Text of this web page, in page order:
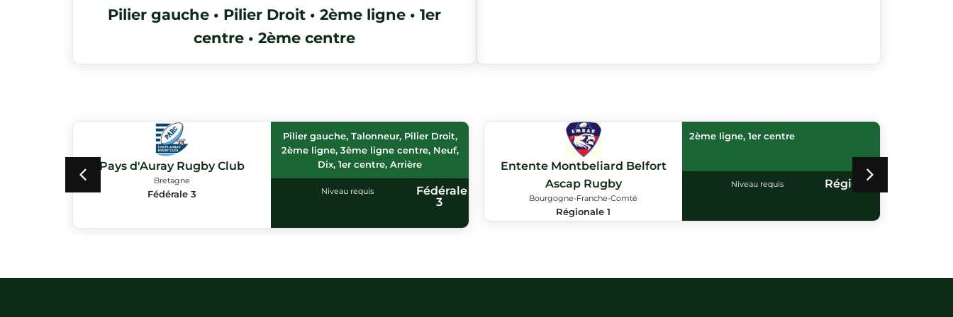
Pilier gauche • Pilier Droit • 2ème ligne • 1er
centre • 2ème centre
Pays d'Auray Rugby Club
Bretagne
Fédérale 3
Pilier gauche, Talonneur, Pilier Droit,
2ème ligne, 3ème ligne centre, Neuf,
Dix, 1er centre, Arrière
Niveau requis
Fédérale
3
Entente Montbeliard Belfort
Ascap Rugby
Bourgogne-Franche-Comté
Régionale 1
2ème ligne, 1er centre
Niveau requis Régionales